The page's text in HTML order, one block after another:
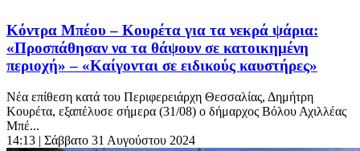
Κόντρα Μπέου – Κουρέτα για τα νεκρά ψάρια:
«Προσπάθησαν να τα θάψουν σε κατοικημένη
περιοχή» – «Kαίγονται σε ειδικούς καυστήρες»
Νέα επίθεση κατά του Περιφερειάρχη Θεσσαλίας, Δημήτρη
Κουρέτα, εξαπέλυσε σήμερα (31/08) ο δήμαρχος Βόλου Αχιλλέας
Μπέ...
14:13 | Σάββατο 31 Αυγούστου 2024